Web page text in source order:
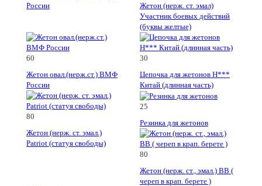
России
Жетон (нерж. ст. эмал)
Участник боевых действий
(буквы желтые)
60
Жетон овал.(нерж.ст.) ВМФ
России
30
Цепочка для жетонов Н***
Китай (длинная часть)
80
Жетон (нерж. ст. эмал.)
Patriot (статуя свободы)
25
Резинка для жетонов
80
Жетон (нерж. ст., эмал.) ВВ (
череп в крап. берете )